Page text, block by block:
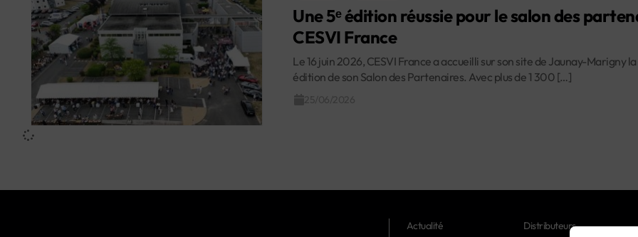
Une 5ᵉ édition réussie pour le salon des
CESVI France
Le 16 juin 2026, CESVI France a accueilli sur son site de Jaunay-Marigny la
édition de son Salon des Partenaires. Avec plus de 1 300 […]
Actualité Distributeurs